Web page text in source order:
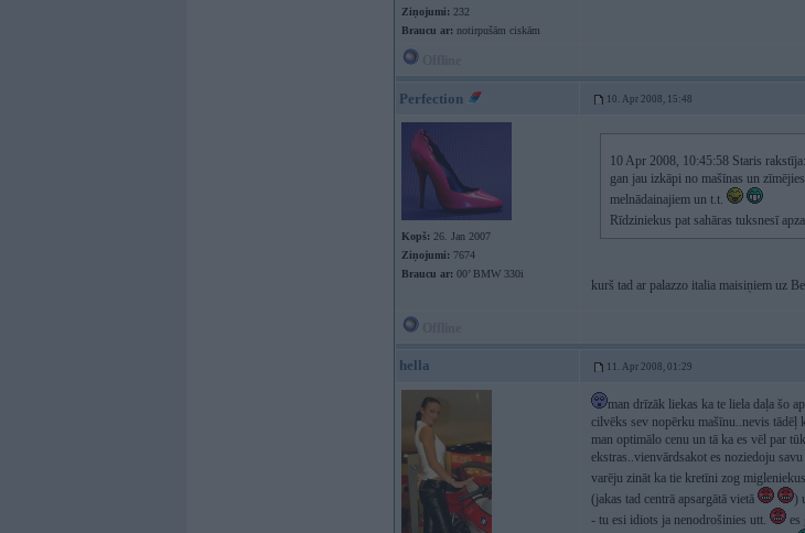
Ziņojumi: 232
Braucu ar: notirpušām ciskām
Perfection 10. Apr 2008, 15:48
Kopš: 26. Jan 2007
Ziņojumi: 7674
Braucu ar: 00’ BMW 330i
10 Apr 2008, 10:45:58 Staris rakstīja:
gan jau izkāpi no mašīnas un
melnādainajiem un t.t.
Rīdziniekus pat sahāras tuksnesī
kurš tad ar palazzo italia maisiņiem uz
hella 11. Apr 2008, 01:29
man drīzāk liekas ka te liela daļa šo
cilvēks sev nopērku mašīnu..nevis
man optimālo cenu un tā ka es vēl par
ekstras..vienvārdsakot es noziedoju
varēju zināt ka tie kretīni zog
(jakas tad centrā apsargātā vietā
)
- tu esi idiots ja nenodrošinies utt.
es